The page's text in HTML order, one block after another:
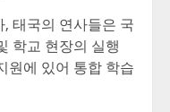
태국의 연사들은 국
학교 현장의 실행
원에 있어 통합 학습